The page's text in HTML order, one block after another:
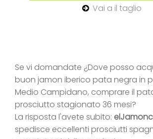
Vai a il taglio
Se vi domandate ¿Dove posso
buon jamon iberico pata negra in
Medio Campidano, comprare il
prosciutto stagionato 36 mesi?
La risposta l'avete subito:
spedisce eccellenti prosciutti